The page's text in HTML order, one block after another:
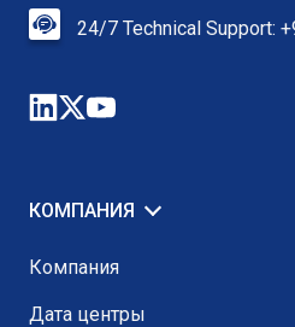
24/7 Technical Support:
КОМПАНИЯ
Компания
Дата центры